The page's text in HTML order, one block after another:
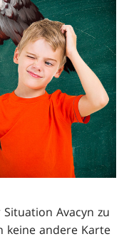
Avacyn zu
keine andere Karte